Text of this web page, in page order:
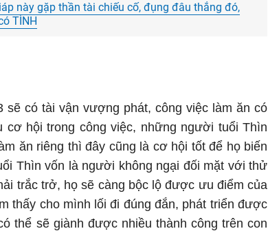
này gặp thần tài chiếu cố, đụng đâu thắng đó,
TÌNH
sẽ có tài vận vượng phát, công việc làm ăn có
cơ hội trong công việc, những người tuổi Thìn
ăn riêng thì đây cũng là cơ hội tốt để họ biến
Thìn vốn là người không ngại đối mặt với thử
trắc trở, họ sẽ càng bộc lộ được ưu điểm của
thấy cho mình lối đi đúng đắn, phát triển được
thể sẽ giành được nhiều thành công trên con